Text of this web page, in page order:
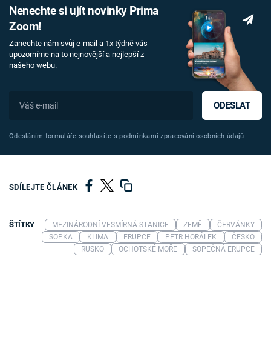
Nenechte si ujít novinky Prima
Zoom!
Zanechte nám svůj e-mail a 1x týdně vás
upozorníme na to nejnovější a nejlepší z
našeho webu.
ODESLAT
Odesláním formuláře souhlasíte spodmínkami zpracování osobních údajů
SDÍLEJTE ČLÁNEK
ŠTÍTKY MEZINÁRODNÍ VESMÍRNÁ STANICE ZEMĚ
ČERVÁNKY
SOPKA
KLIMA ERUPCE PETR HORÁLEK
ČESKO
RUSKO
OCHOTSKÉ MOŘE SOPEČNÁ ERUPCE